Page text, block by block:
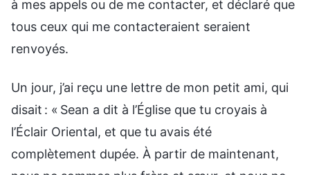
à mes appels ou de me contacter, et déclaré que
tous ceux qui me contacteraient seraient
renvoyés.
Un jour, j’ai reçu une lettre de mon petit ami, qui
disait : « Sean a dit à l’Église que tu croyais à
l’Éclair Oriental, et que tu avais été
complètement dupée. À partir de maintenant,